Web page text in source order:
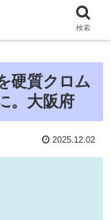
硬質クロム
。大阪府
2025.12.02
検索